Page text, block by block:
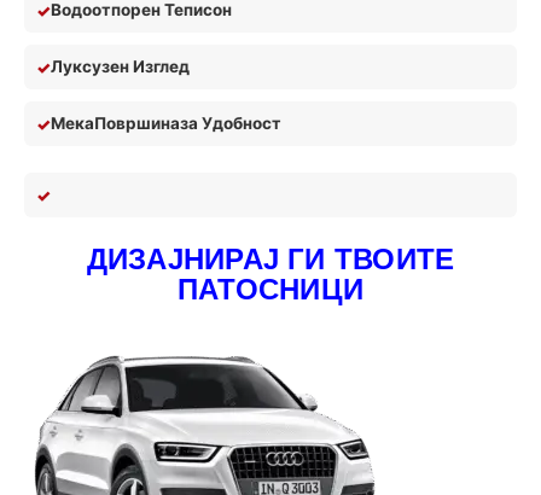
Водоотпорен Теписон
Луксузен Изглед
МекаПовршиназа Удобност
ДИЗАЈНИРАЈ ГИ ТВОИТЕ
ПАТОСНИЦИ